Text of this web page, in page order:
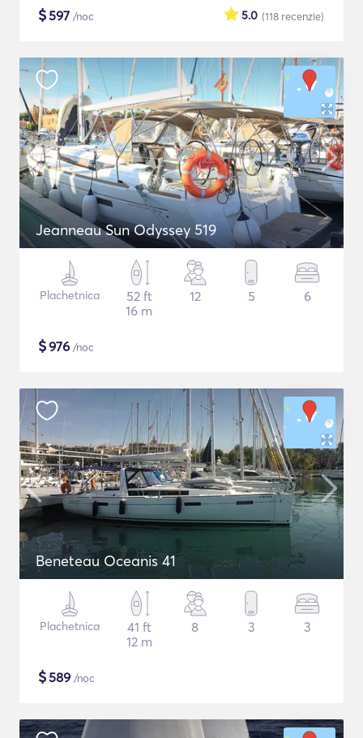
$597 /noc (118 recenzie)
5.0
Jeanneau Sun Odyssey 519
Plachetnica
52 ft
16 m
12 5 6
$976 /noc
Beneteau Oceanis 41
Plachetnica
41 ft
12 m
8 3 3
$589 /noc